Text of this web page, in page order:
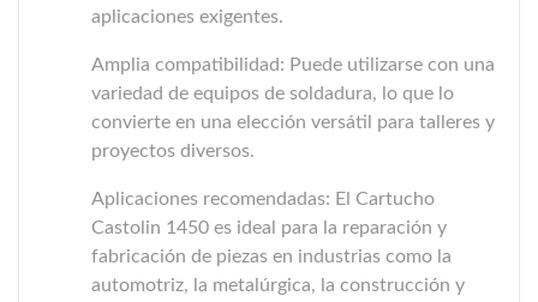
aplicaciones exigentes.
Amplia compatibilidad: Puede utilizarse con una
variedad de equipos de soldadura, lo que lo
convierte en una elección versátil para talleres y
proyectos diversos.
Aplicaciones recomendadas: El Cartucho
Castolin 1450 es ideal para la reparación y
fabricación de piezas en industrias como la
automotriz, la metalúrgica, la construcción y